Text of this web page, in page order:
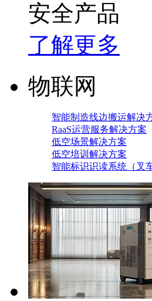
安全产品
了解更多
物联网
智能制造线边搬运解决
RaaS运营服务解决方案
低空场景解决方案
低空培训解决方案
智能标识识读系统（叉